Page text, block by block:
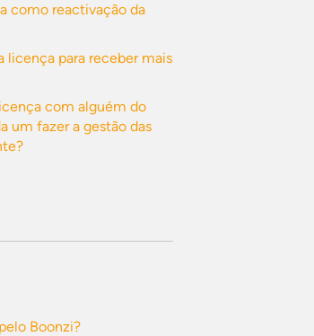
como reactivação da
licença para receber mais
com alguém do
um fazer a gestão das
Boonzi?